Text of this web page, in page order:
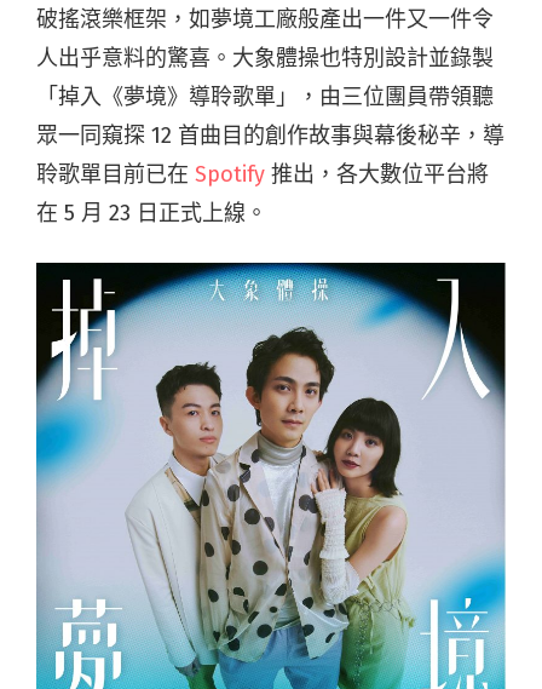
破搖滾樂框架，如夢境工廠般產出一件又一件令
人出乎意料的驚喜。大象體操也特別設計並錄製
「掉入《夢境》導聆歌單」，由三位團員帶領聽
眾一同窺探 12 首曲目的創作故事與幕後秘辛，導
聆歌單目前已在 Spotify 推出，各大數位平台將
在 5 月 23 日正式上線。